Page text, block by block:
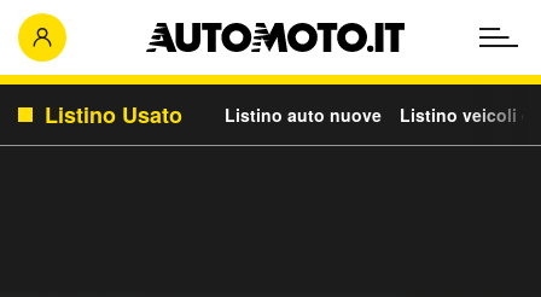
Listino Usato Listino auto nuove Listino veicoli